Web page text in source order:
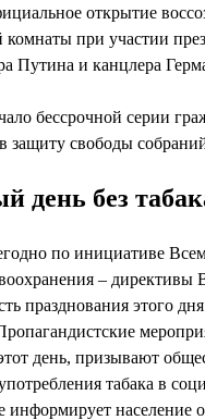
открытие
комнаты при участии
Путина и канцлера
бессрочной серии
защиту свободы
день без
по инициативе
– директивы
празднования этого
день, призывают
табака в
информирует население